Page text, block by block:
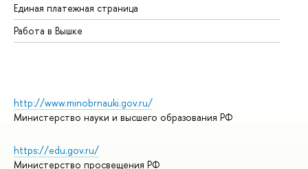
Единая платежная страница
Работа в Вышке
http://www.minobrnauki.gov.ru/
Министерство науки и высшего образования РФ
https://edu.gov.ru/
Министерство просвещения РФ